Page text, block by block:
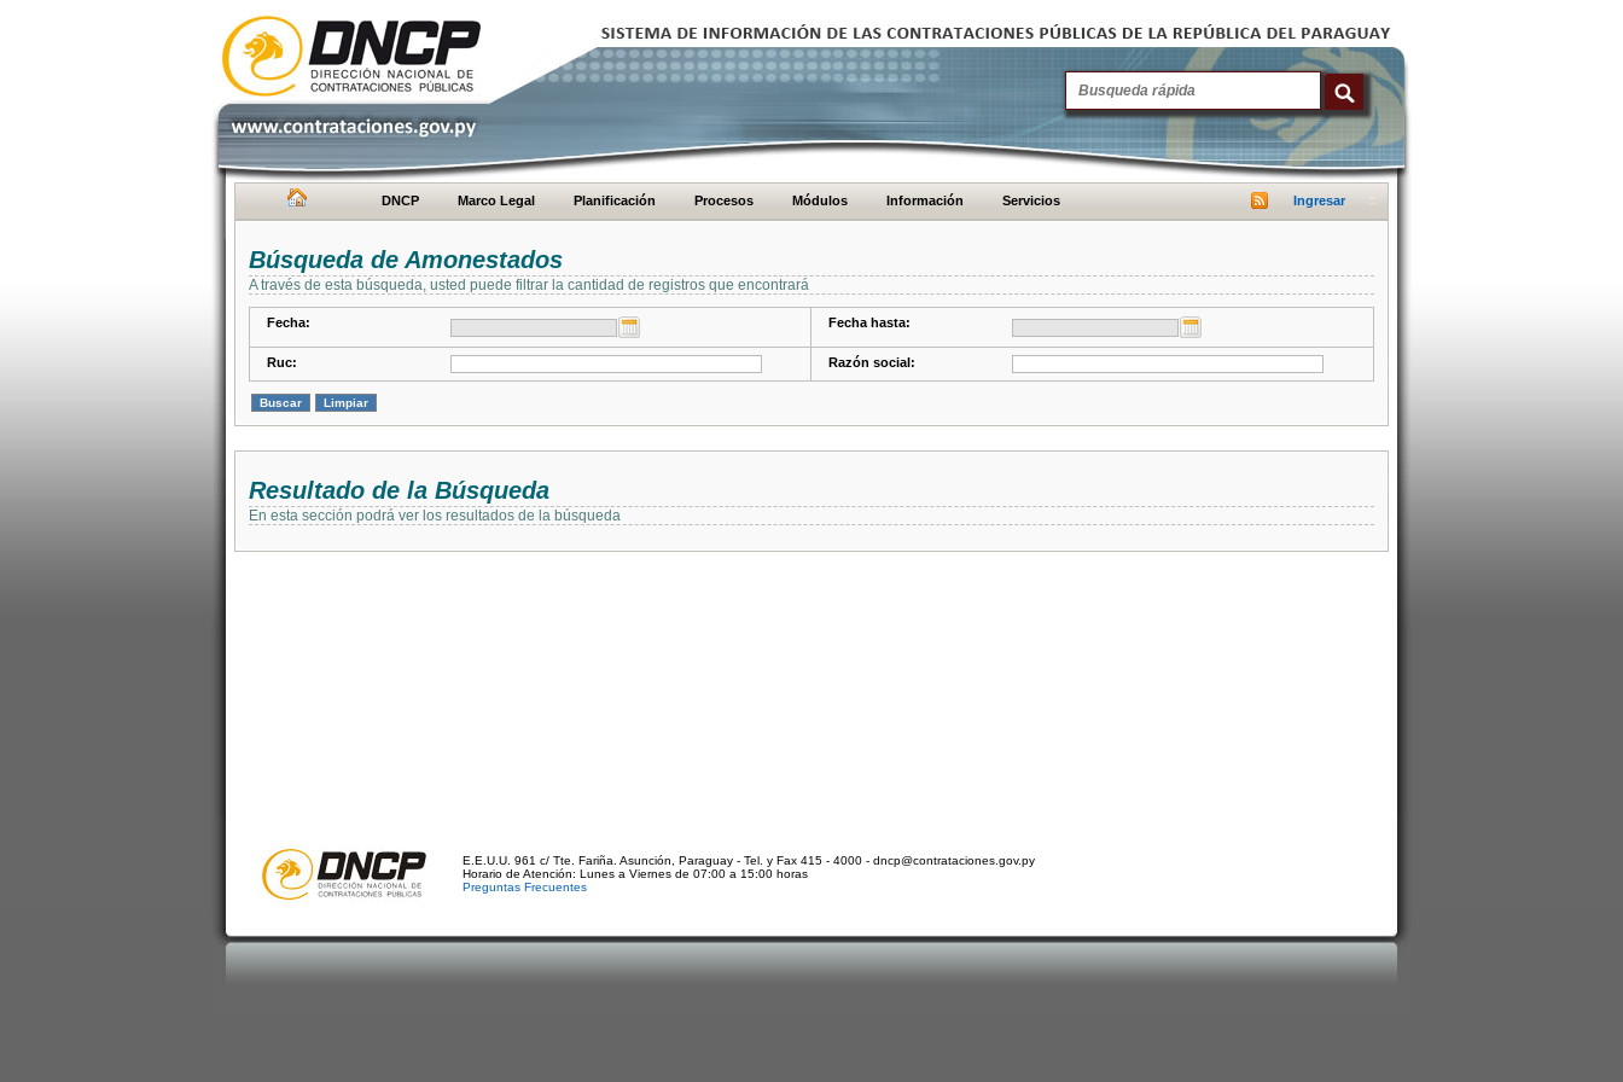
DNCP Marco Legal Planificación Procesos Módulos Información Servicios Ingresar
Búsqueda de Amonestados
A través de esta búsqueda, usted puede filtrar la cantidad de registros que encontrará
Fecha: Fecha hasta:
Ruc: Razón social:
Resultado de la Búsqueda
En esta sección podrá ver los resultados de la búsqueda
E.E.U.U. 961 c/ Tte. Fariña. Asunción, Paraguay - Tel. y Fax 415 - 4000 - dncp@contrataciones.gov.py
Horario de Atención: Lunes a Viernes de 07:00 a 15:00 horas
Preguntas Frecuentes